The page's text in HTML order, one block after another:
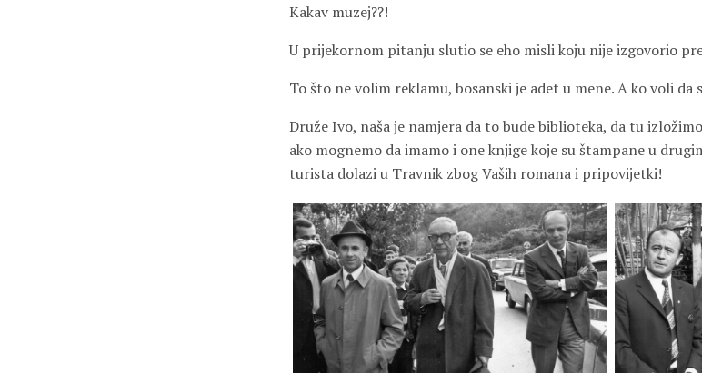
Kakav muzej??!
U prijekornom pitanju slutio se eho misli koju nije izgovorio
To što ne volim reklamu, bosanski je adet u mene. A ko voli da
Druže Ivo, naša je namjera da to bude biblioteka, da tu
ako mognemo da imamo i one knjige koje su štampane u
turista dolazi u Travnik zbog Vaših romana i pripovijetki!